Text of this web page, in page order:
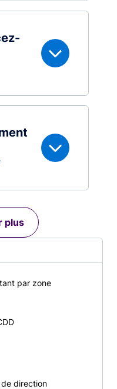
par zone
direction
plus